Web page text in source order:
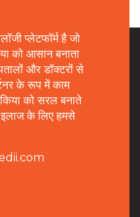
प्लेटफॉर्म है जो
को आसान बनाता
और डॉक्टरों से
के रूप में काम
को सरल बनाते
के लिए हमसे